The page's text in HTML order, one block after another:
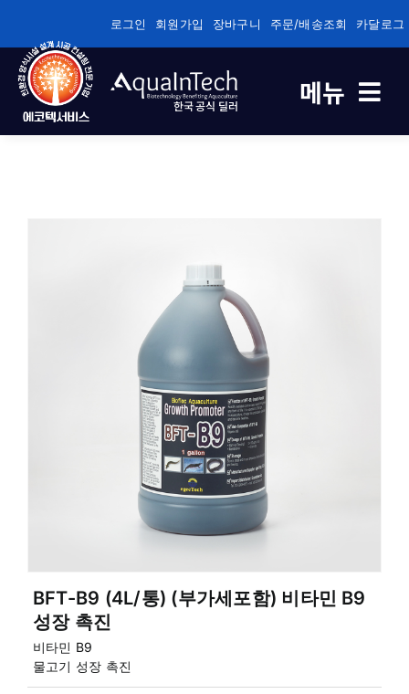
너
로그인 회원가입 장바구니 주문/배송조회 카달로그
한국 공식 딜러 메뉴
건강/성장/면역관리 전용
BFT-B9 (4L/통) (부가세포함) 비타민 B9
성장 촉진
비타민 B9
물고기 성장 촉진